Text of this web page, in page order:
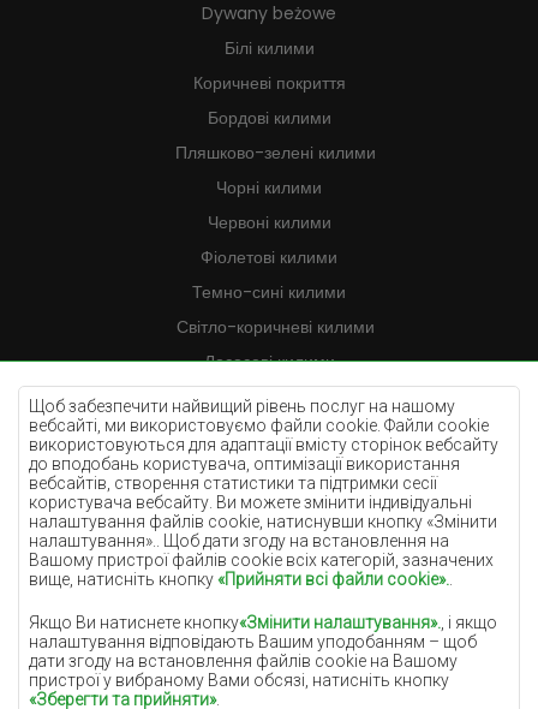
Щоб забезпечити найвищий рівень послуг на нашому
вебсайті, ми використовуємо файли cookie. Файли cookie
використовуються для адаптації вмісту сторінок вебсайту
до вподобань користувача, оптимізації використання
вебсайтів, створення статистики та підтримки сесії
користувача вебсайту. Ви можете змінити індивідуальні
налаштування файлів cookie, натиснувши кнопку «Змінити
налаштування».. Щоб дати згоду на встановлення на
Вашому пристрої файлів cookie всіх категорій, зазначених
вище, натисніть кнопку«Прийняти всі файли cookie».
Якщо Ви натиснете кнопку«Змінити налаштування». , і якщо
налаштування відповідають Вашим уподобанням – щоб
дати згоду на встановлення файлів cookie на Вашому
пристрої у вибраному Вами обсязі, натисніть кнопку
«Зберегти та прийняти».
Dywany beżowe
Білі килими
Коричневі покриття
Бордові килими
Пляшково-зелені килими
Чорні килими
Червоні килими
Фіолетові килими
Темно-сині килими
Світло-коричневі килими
Лососеві килими
Кремові килими
Бузкові килими
Жовті килими
М'ятні килими
Блакитні килими
Помаранчеві килими
Сірі покриття
Теракотові покриття